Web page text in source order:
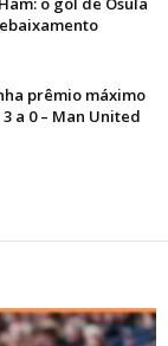
prêmio máximo
a 0 – Man United